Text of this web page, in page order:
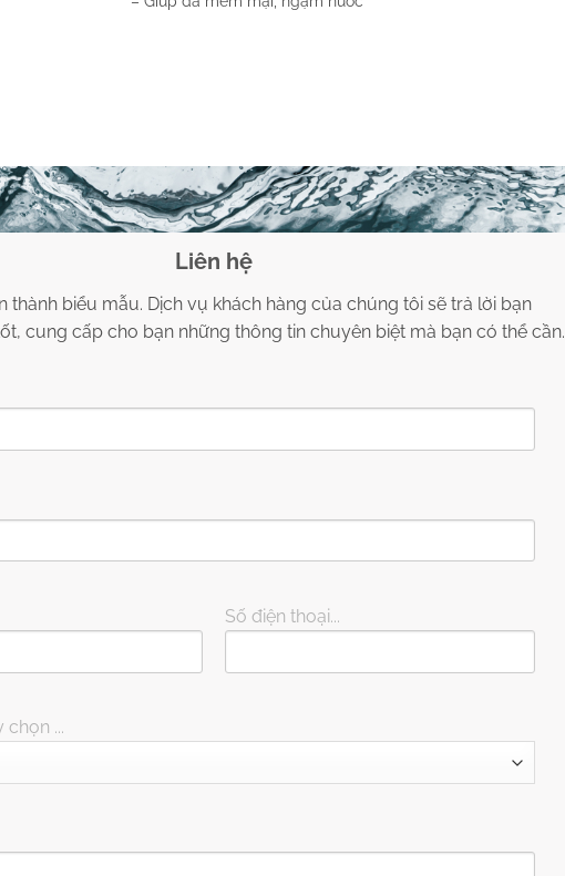
Liên hệ
thành biểu mẫu. Dịch vụ khách hàng của chúng tôi sẽ trả lời bạn
cung cấp cho bạn những thông tin chuyên biệt mà bạn có thể cần.
Số điện thoại...
chọn ...